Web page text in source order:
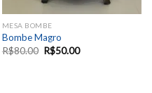
MESA BOMBE
Bombe Magro
R$80.00 R$50.00